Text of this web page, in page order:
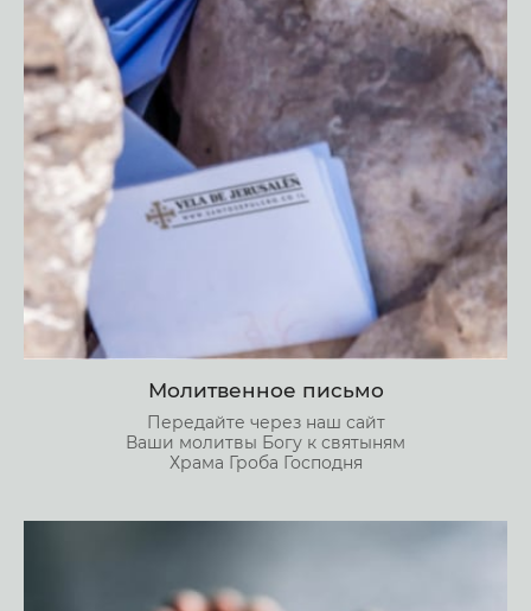
Молитвенное письмо
Передайте через наш сайт
Ваши молитвы Богу к святыням
Храма Гроба Господня